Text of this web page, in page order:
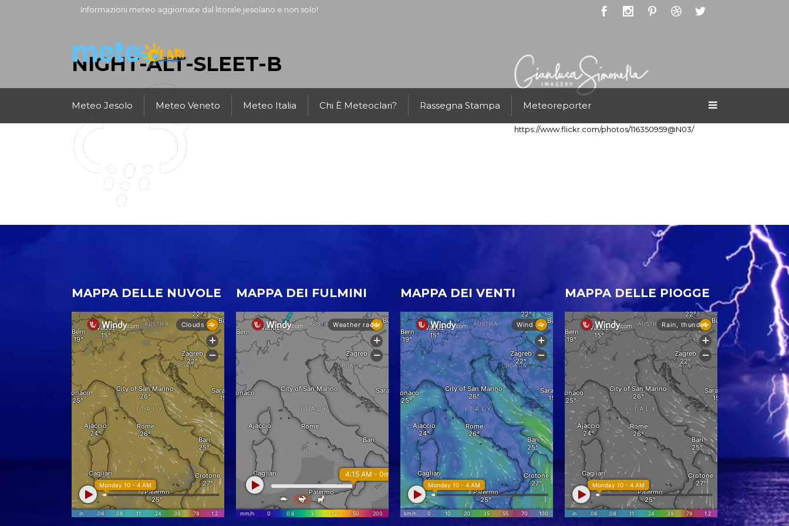
Informazioni meteo aggiornate dal litorale jesolano e non solo!
https://www.flickr.com/photos/116350959@N03/
Meteo Jesolo Meteo Veneto Meteo Italia Chi È Meteoclari? Rassegna Stampa Meteoreporter
NIGHT-ALT-SLEET-B
MAPPA DELLE NUVOLE MAPPA DEI FULMINI MAPPA DEI VENTI MAPPA DELLE PIOGGE